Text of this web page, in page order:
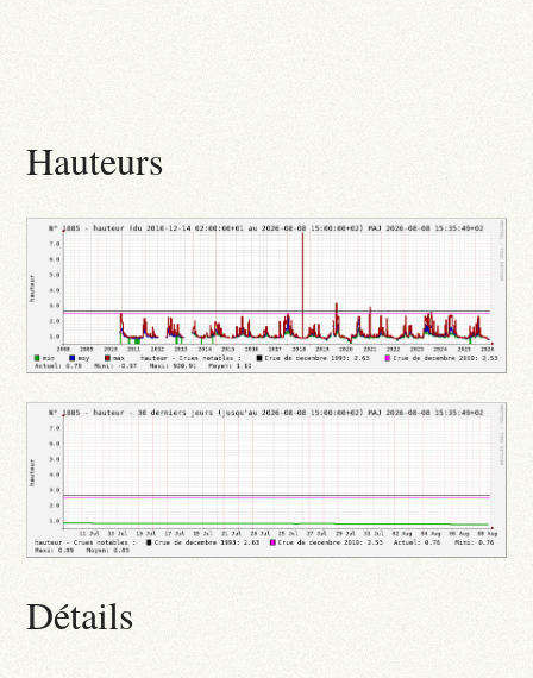
Hauteurs
Détails